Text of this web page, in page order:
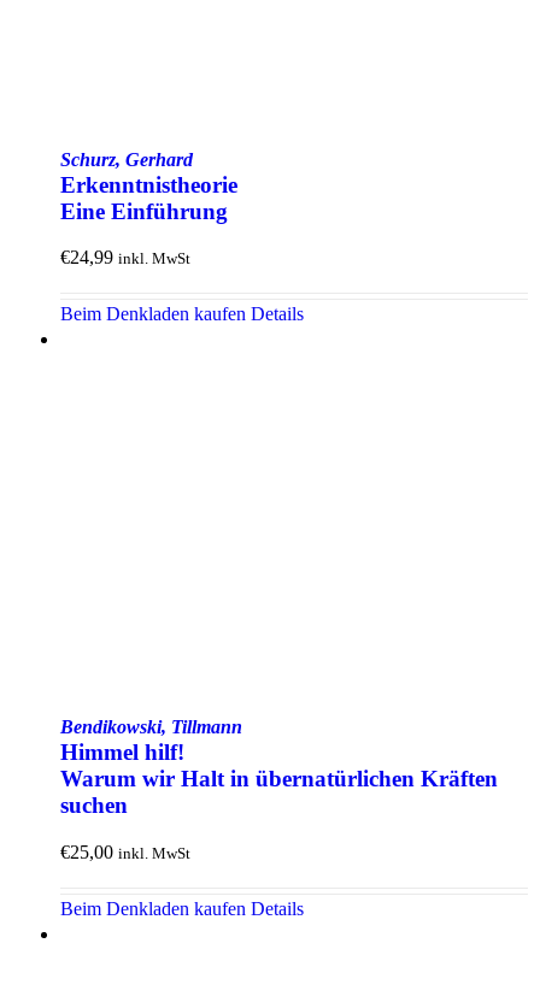
Schurz, Gerhard
Erkenntnis­theorie
Eine Einführung
€24,99 inkl. MwSt
Beim Denkladen kaufen Details
Bendikowski, Tillmann
Himmel hilf!
Warum wir Halt in über­natürlichen Kräften
suchen
€25,00 inkl. MwSt
Beim Denkladen kaufen Details